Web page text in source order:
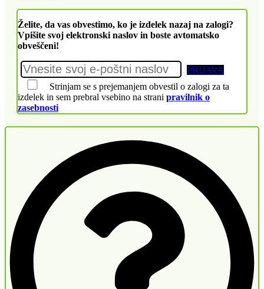
Želite, da vas obvestimo, ko je izdelek nazaj na zalogi?
Vpišite svoj elektronski naslov in boste avtomatsko
obveščeni!
PRIJAVA
Strinjam se s prejemanjem obvestil o zalogi za ta
izdelek in sem prebral vsebino na strani pravilnik o
zasebnosti